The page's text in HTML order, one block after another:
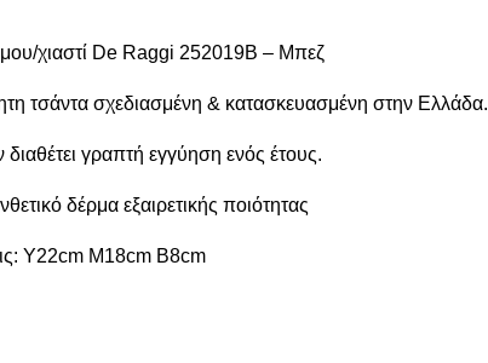
χιαστί De Raggi 252019B – Μπεζ
τσάντα σχεδιασμένη & κατασκευασμένη στην Ελλάδα.
διαθέτει γραπτή εγγύηση ενός έτους.
δέρμα εξαιρετικής ποιότητας
Υ22cm M18cm B8cm